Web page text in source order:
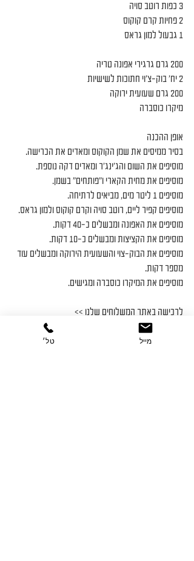
3 כפות רוטב סויה
2 פחיות קרם קוקוס
1 גבעול למון גראס
200 גרם גרגירי אפונה טריה
2 יח' בוק-צ'וי חתוכות לשישיות
200 גרם שעועית ירוקה
מיקרו כוסברה
אופן ההכנה
בסיר ממיסים את שמן הקוקוס ומאדים את הכרישה.
מוסיפים את השום והג'ינג'ר ומאדים דקה נוספת.
מוסיפים את מחית הקארי ו"פותחים" בשמן.
מוסיפים 1 ליטר מים, מביאים לרתיחה.
מוסיפים קפיר ליים, רוטב סויה וקרם קוקוס ולמון גראס.
מוסיפים את האפונה ומבשלים כ-40 דקות.
מוסיפים את הקציצות ומבשלים כ-10 דקות.
מוסיפים את הבוק-צוי והשעועית הירוקה ומבשלים עוד
מספר דקות.
מוסיפים את המיקרו כוסברה ומגישים.
לרכישה באתר המשלוחים שלנו >>
https://mypips.app/alalim
טל׳ מייל